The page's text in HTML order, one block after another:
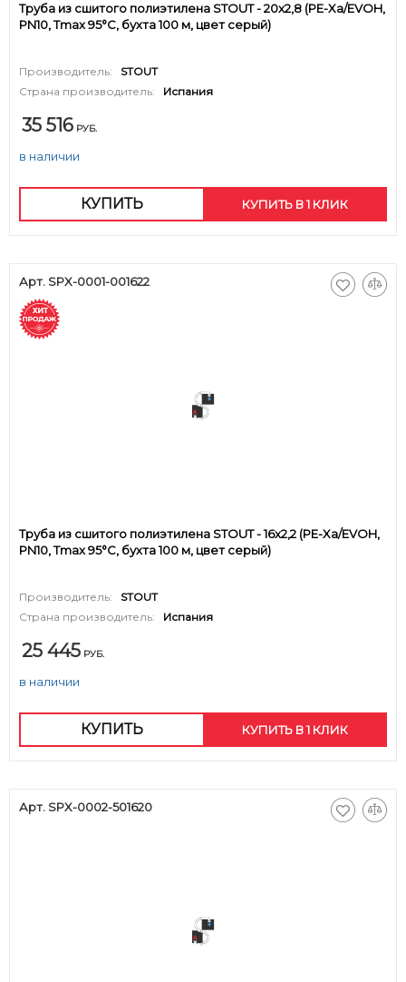
Труба из сшитого полиэтилена STOUT - 20x2,8 (PE-Xa/EVOH,
PN10, Tmax 95°C, бухта 100 м, цвет серый)
Производитель:
STOUT
Страна производитель:
Испания
35 516 РУБ.
в наличии
КУПИТЬ КУПИТЬ В 1 КЛИК
Арт. SPX-0001-001622
Труба из сшитого полиэтилена STOUT - 16x2,2 (PE-Xa/EVOH,
PN10, Tmax 95°C, бухта 100 м, цвет серый)
Производитель:
STOUT
Страна производитель:
Испания
25 445 РУБ.
в наличии
КУПИТЬ КУПИТЬ В 1 КЛИК
Арт. SPX-0002-501620